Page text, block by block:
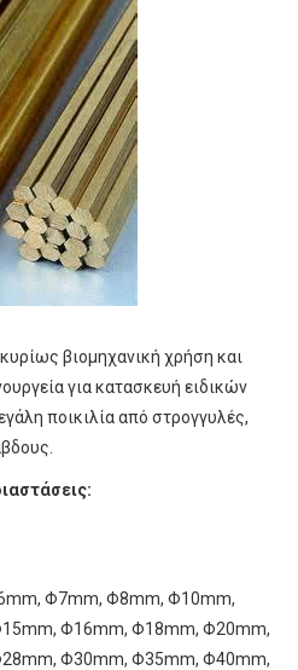
βιομηχανική χρήση και
για κατασκευή ειδικών
ποικιλία από στρογγυλές,
Φ7mm, Φ8mm, Φ10mm,
Φ16mm, Φ18mm, Φ20mm,
Φ30mm, Φ35mm, Φ40mm,